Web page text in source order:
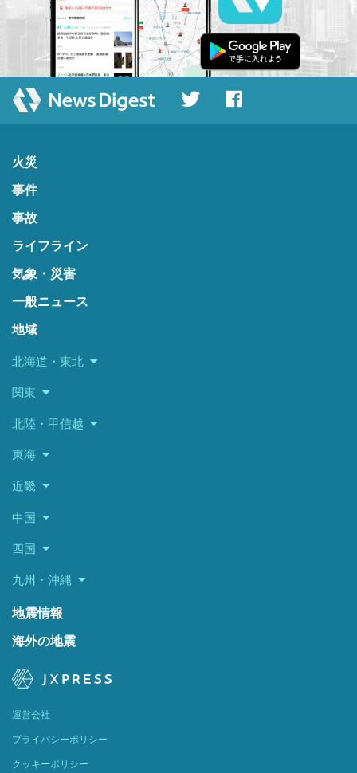
火災
事件
事故
ライフライン
気象・災害
一般ニュース
地域
北海道・東北
関東
北陸・甲信越
東海
近畿
中国
四国
九州・沖縄
地震情報
海外の地震
運営会社
プライバシーポリシー
クッキーポリシー